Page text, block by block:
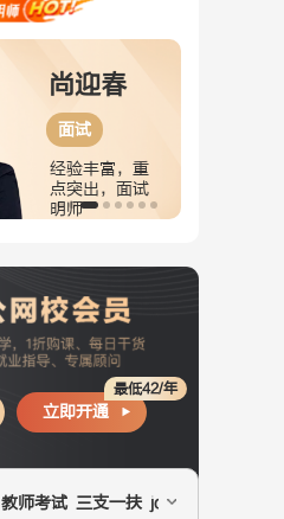
刘婉婷
面试
深耕面试8
年，霸气正能
量
立即开通
最低42/年
教师考试 三支一扶 jd文职